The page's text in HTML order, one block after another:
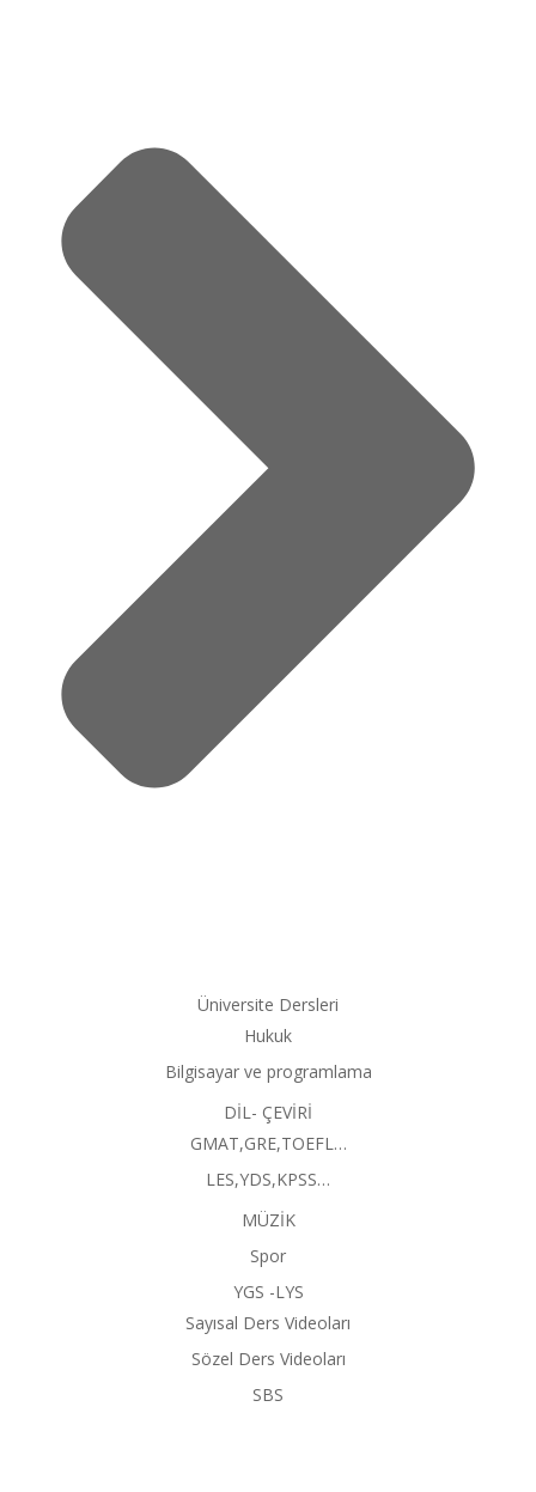
Üniversite Dersleri
Hukuk
Bilgisayar ve programlama
DİL- ÇEVİRİ
GMAT,GRE,TOEFL…
LES,YDS,KPSS…
MÜZİK
Spor
YGS -LYS
Sayısal Ders Videoları
Sözel Ders Videoları
SBS